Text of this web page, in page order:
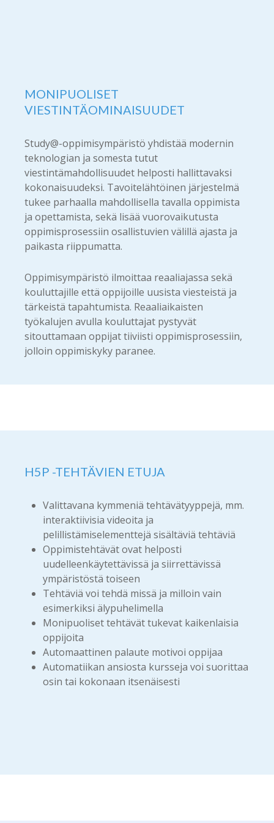
MONIPUOLISET
VIESTINTÄOMINAISUUDET
Study@-oppimisympäristö yhdistää modernin
teknologian ja somesta tutut
viestintämahdollisuudet helposti hallittavaksi
kokonaisuudeksi. Tavoitelähtöinen järjestelmä
tukee parhaalla mahdollisella tavalla oppimista
ja opettamista, sekä lisää vuorovaikutusta
oppimisprosessiin osallistuvien välillä ajasta ja
paikasta riippumatta.
Oppimisympäristö ilmoittaa reaaliajassa sekä
kouluttajille että oppijoille uusista viesteistä ja
tärkeistä tapahtumista. Reaaliaikaisten
työkalujen avulla kouluttajat pystyvät
sitouttamaan oppijat tiiviisti oppimisprosessiin,
jolloin oppimiskyky paranee.
H5P -TEHTÄVIEN ETUJA
Valittavana kymmeniä tehtävätyyppejä, mm.
interaktiivisia videoita ja
pelillistämiselementtejä sisältäviä tehtäviä
Oppimistehtävät ovat helposti
uudelleenkäytettävissä ja siirrettävissä
ympäristöstä toiseen
Tehtäviä voi tehdä missä ja milloin vain
esimerkiksi älypuhelimella
Monipuoliset tehtävät tukevat kaikenlaisia
oppijoita
Automaattinen palaute motivoi oppijaa
Automatiikan ansiosta kursseja voi suorittaa
osin tai kokonaan itsenäisesti